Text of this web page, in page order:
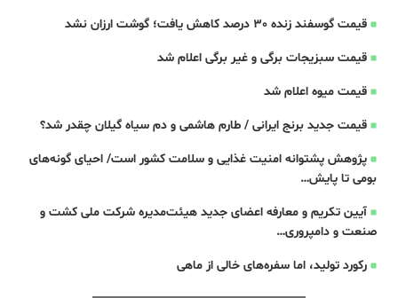
قیمت گوسفند زنده 30 درصد کاهش یافت؛ گوشت ارزان نشد
قیمت سبزیجات برگی و غیر برگی اعلام شد
قیمت میوه اعلام شد
قیمت جدید برنج ایرانی / طارم هاشمی و دم سیاه گیلان چقدر شد؟
پژوهش پشتوانه امنیت غذایی و سلامت کشور است/ احیای گونه‌های
بومی تا پایش…
آیین تکریم و معارفه اعضای جدید هیئت‌مدیره شرکت ملی کشت و
صنعت و دامپروری…
رکورد تولید، اما سفره‌های خالی از ماهی